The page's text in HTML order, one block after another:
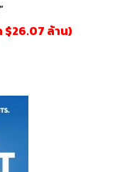
$26.07 ล้าน)